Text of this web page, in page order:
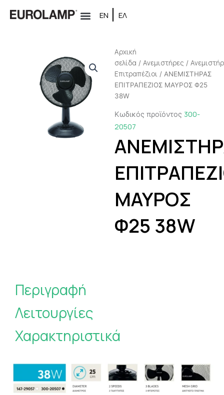
στο
ΕΝ ΕΛ
Αρχική
σελίδα /Ανεμιστήρες /
Επιτραπέζιοι / ΑΝΕΜΙΣΤΗΡΑΣ
ΕΠΙΤΡΑΠΕΖΙΟΣ ΜΑΥΡΟΣ Φ25
38W
Κωδικός προϊόντος 300-
20507
ΜΑΥΡΟΣ
Φ25 38W
Περιγραφή
Λειτουργίες
Χαρακτηριστικά